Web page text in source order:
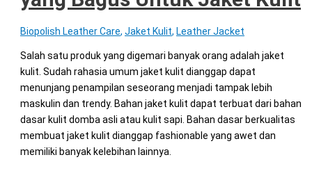
Biopolish Leather Care, Jaket Kulit, Leather Jacket
Salah satu produk yang digemari banyak orang adalah jaket
kulit. Sudah rahasia umum jaket kulit dianggap dapat
menunjang penampilan seseorang menjadi tampak lebih
maskulin dan trendy. Bahan jaket kulit dapat terbuat dari bahan
dasar kulit domba asli atau kulit sapi. Bahan dasar berkualitas
membuat jaket kulit dianggap fashionable yang awet dan
memiliki banyak kelebihan lainnya.